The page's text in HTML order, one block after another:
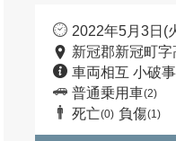
2022年5月3日(
新冠郡新冠町字
車両相互 小破
普通乗用車(2)
死亡(0) 負傷(1)